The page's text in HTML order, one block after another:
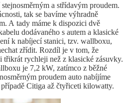
a střídavým proudem.
tak se bavíme výhradně
A tady máme k dispozici dvě
dodávaného s autem a klasické
k nabíjecí stanici, tzv. wallboxu,
zřídit. Rozdíl je v tom, že
třikrát rychleji než z klasické zásuvky.
je 7,2 kW, zatímco z běžné
proudem auto nabíjíme
Citiga až čtyřiceti kilowatty.